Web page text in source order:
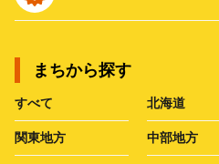
まちから探す
すべて 北海道
関東地方 中部地方